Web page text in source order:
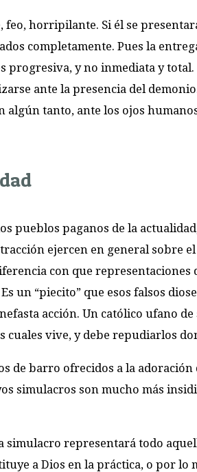
horripilante. Si él se
completamente. Pues la
progresiva, y no inmediata y total.
ante la presencia del
algún tanto, ante los ojos
pueblos paganos de la
ejercen en general sobre
con que
un “piecito” que esos falsos
acción. Un católico ufano
cuales vive, y debe repudiarlos
de barro ofrecidos a la adoración
simulacros son mucho más
simulacro representará todo
a Dios en la práctica, o por lo